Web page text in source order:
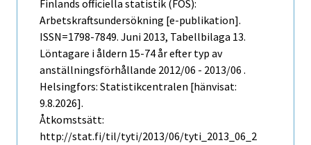
Finlands officiella statistik (FOS):
Arbetskraftsundersökning [e-publikation].
ISSN=1798-7849. Juni 2013, Tabellbilaga 13.
Löntagare i åldern 15-74 år efter typ av
anställningsförhållande 2012/06 - 2013/06 .
Helsingfors: Statistikcentralen [hänvisat:
9.8.2026].
Åtkomstsätt:
http://stat.fi/til/tyti/2013/06/tyti_2013_06_2